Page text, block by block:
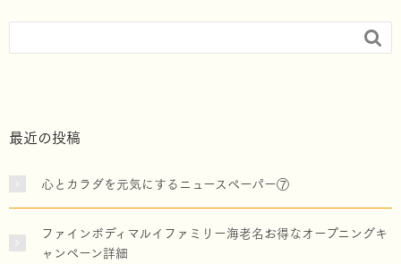

最近の投稿
心とカラダを元気にするニュースペーパー⑦
ファインボディマルイファミリー海老名お得なオープニングキ
ャンペーン詳細